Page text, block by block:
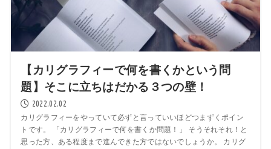
【カリグラフィーで何を書くかという問
題】そこに立ちはだかる３つの壁！
2022.02.02
カリグラフィーをやっていて必ずと言っていいほどつまずくポイン
トです。 「カリグラフィーで何を書くか問題！」 そうそれそれ！と
思った方、ある程度まで進んできた方ではないでしょうか。 カリグ